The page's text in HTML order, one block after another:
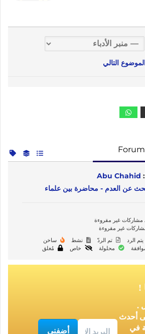
التالي
Abu Chahid
عن العدم - محاضرة بين علماء
مشاركات غير مقروءة
غير مقروءة
الرد تم الردّ نشط
ساخن
محلولة خاص مُغلق
!
.
أحدث
في